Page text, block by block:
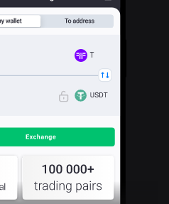
T